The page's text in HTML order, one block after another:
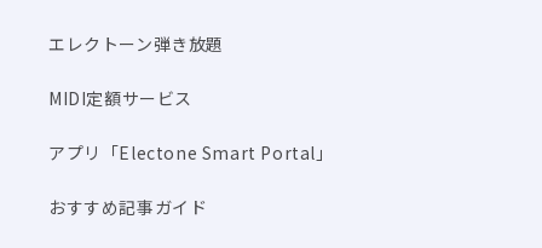
エレクトーン弾き放題
MIDI定額サービス
アプリ「Electone Smart Portal」
おすすめ記事ガイド